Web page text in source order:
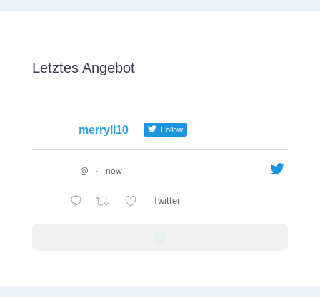
Letztes Angebot
merryll10 Follow
@ · now
Twitter